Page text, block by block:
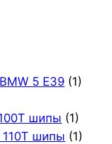
5 E39 (1)
шипы (1)
шипы (1)